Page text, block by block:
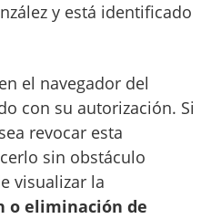
y está identificado
el navegador del
con su autorización. Si
revocar esta
sin obstáculo
visualizar la
o eliminación de